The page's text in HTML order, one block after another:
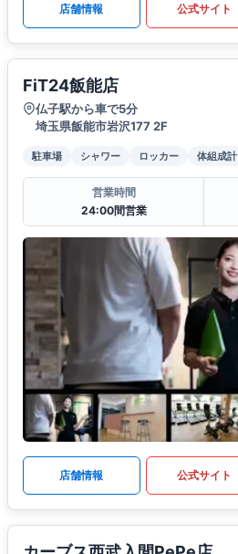
店舗情報 公式サイト
FiT24飯能店
仏子駅から車で5分
埼玉県飯能市岩沢177 2F
駐車場 シャワー ロッカー 体組成計
営業時間
24:00間営業
店舗情報 公式サイト